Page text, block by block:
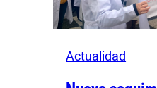
Actualidad